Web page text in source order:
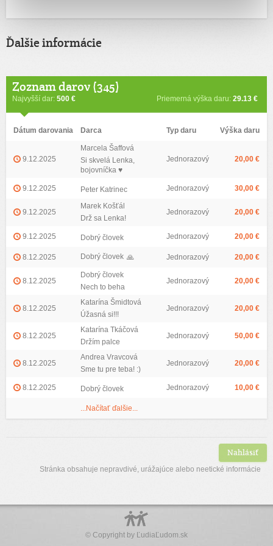
Ďalšie informácie
Zoznam darov (345)
Najvyšší dar: 500 € Priemerná výška daru: 29.13 €
Dátum darovania Darca Typ daru Výška daru
9.12.2025
Marcela Šaffová
Si skvelá Lenka,
bojovníčka ♥️
Jednorazový 20,00 €
9.12.2025 Peter Katrinec Jednorazový 30,00 €
9.12.2025
Marek Košťál
Drž sa Lenka!
Jednorazový 20,00 €
9.12.2025 Dobrý človek Jednorazový 20,00 €
8.12.2025 Dobrý človek 🙏 Jednorazový 20,00 €
8.12.2025
Dobrý človek
Nech to beha
Jednorazový 20,00 €
8.12.2025
Katarína Šmidtová
Úžasná si!!!
Jednorazový 20,00 €
8.12.2025
Katarína Tkáčová
Držím palce
Jednorazový 50,00 €
8.12.2025
Andrea Vravcová
Sme tu pre teba! :)
Jednorazový 20,00 €
8.12.2025 Dobrý človek Jednorazový 10,00 €
...Načítať ďalšie...
Nahlásiť
Stránka obsahuje nepravdivé, urážajúce alebo neetické informácie
© Copyright by ĽudiaĽudom.sk